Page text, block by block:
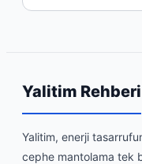
Yalitim Rehberi
Yalitim, enerji
cephe mantolama tek